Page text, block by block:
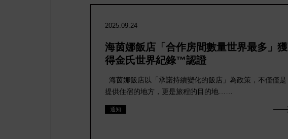
2025.09.24
海茵娜飯店「合作房間數量世界最多」獲
得金氏世界紀錄™認證
海茵娜飯店以「承諾持續變化的飯店」為政策，不僅僅是
提供住宿的地方，更是旅程的目的地……
通知